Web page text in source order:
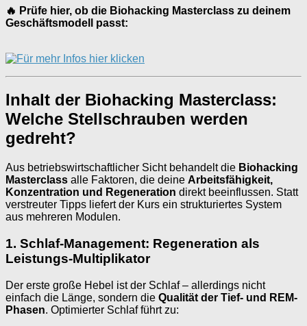
🔥 Prüfe hier, ob die Biohacking Masterclass zu deinem
Geschäftsmodell passt:
Inhalt der Biohacking Masterclass:
Welche Stellschrauben werden
gedreht?
Aus betriebswirtschaftlicher Sicht behandelt die Biohacking
Masterclass alle Faktoren, die deine Arbeitsfähigkeit,
Konzentration und Regeneration direkt beeinflussen. Statt
verstreuter Tipps liefert der Kurs ein strukturiertes System
aus mehreren Modulen.
1. Schlaf-Management: Regeneration als
Leistungs-Multiplikator
Der erste große Hebel ist der Schlaf – allerdings nicht
einfach die Länge, sondern die Qualität der Tief- und REM-
Phasen. Optimierter Schlaf führt zu: